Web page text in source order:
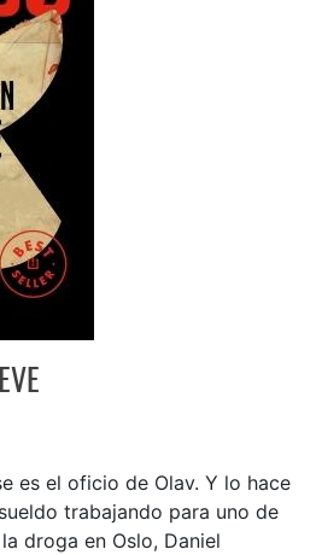
es el oficio de Olav. Y lo hace
trabajando para uno de
droga en Oslo, Daniel